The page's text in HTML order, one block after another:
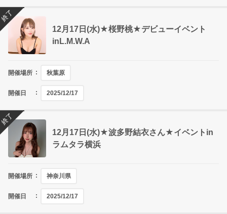
12月17日(水)★桜野桃★デビューイベント
inL.M.W.A
開催場所 秋葉原
開催日 2025/12/17
終了
12月17日(水)★波多野結衣さん★イベントin
ラムタラ横浜
開催場所 神奈川県
開催日 2025/12/17
終了